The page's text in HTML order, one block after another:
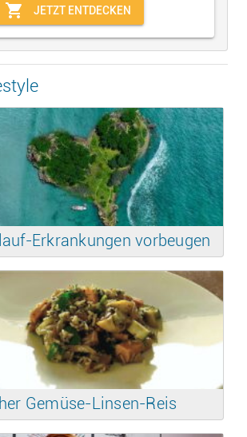
shopping_cart JETZT ENTDECKEN
Erkrankungen vorbeugen
Gemüse-Linsen-Reis